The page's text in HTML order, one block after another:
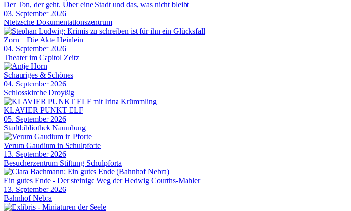
Der Ton, der geht. Über eine Stadt und das, was nicht bleibt
03. September 2026
Nietzsche Dokumentationszentrum
Zorn – Die Akte Heinlein
04. September 2026
Theater im Capitol Zeitz
Schauriges & Schönes
04. September 2026
Schlosskirche Droyßig
KLAVIER PUNKT ELF
05. September 2026
Stadtbibliothek Naumburg
Verum Gaudium in Schulpforte
13. September 2026
Besucherzentrum Stiftung Schulpforta
Ein gutes Ende - Der steinige Weg der Hedwig Courths-Mahler
13. September 2026
Bahnhof Nebra